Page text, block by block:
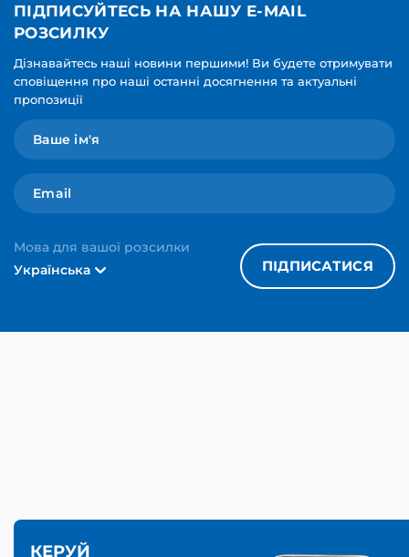
ПІДПИСУЙТЕСЬ НА НАШУ E-MAIL
РОЗСИЛКУ
Дізнавайтесь наші новини першими! Ви будете отримувати
сповіщення про наші останні досягнення та актуальні
пропозиції
Мова для вашої розсилки
Українська
ПІДПИСАТИСЯ
КЕРУЙ